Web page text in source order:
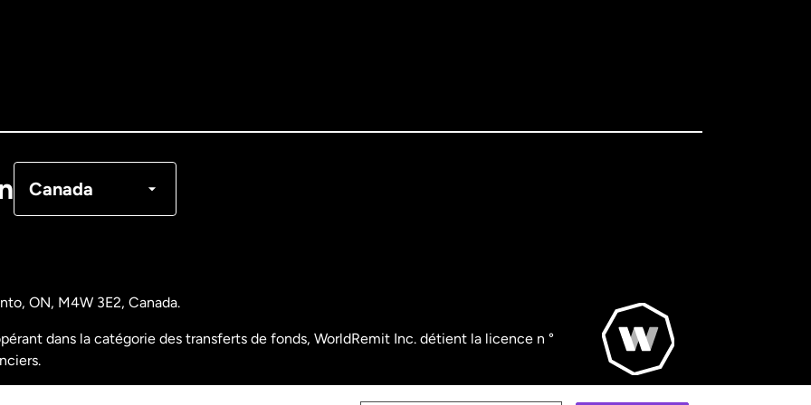
Canada
États-Unis English
ON, M4W 3E2, Canada.
dans la catégorie des transferts de fonds, WorldRemit Inc. détient la licence n °
© WorldRemit 2024